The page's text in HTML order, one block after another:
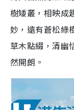
樹矮叢，相映成
妙，遠有蒼松綠
草木點綴，清幽
然開朗。